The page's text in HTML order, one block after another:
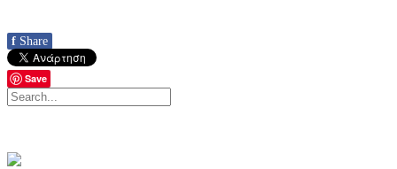
f Share
Save